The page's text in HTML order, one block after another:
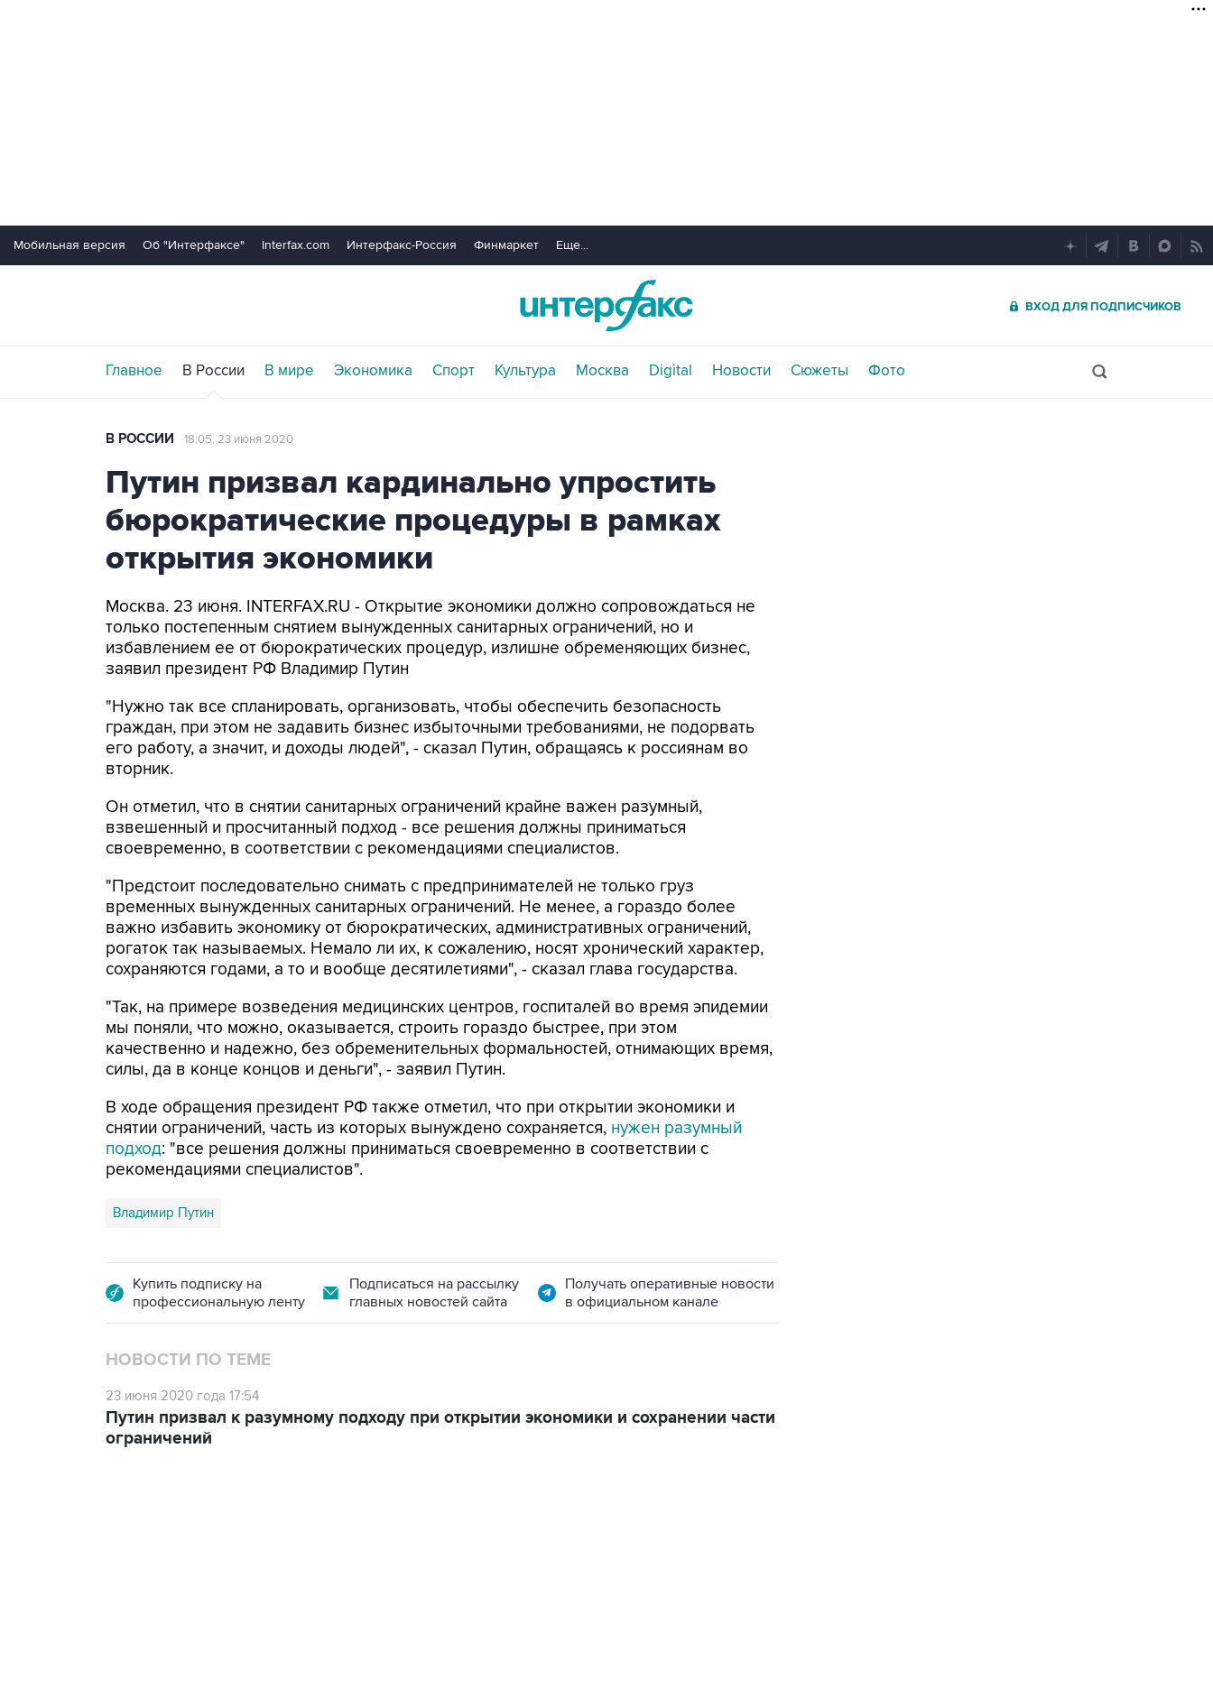
Мобильная версия Об "Интерфаксе" Interfax.com Интерфакс-Россия Финмаркет Еще...
ВХОД ДЛЯ ПОДПИСЧИКОВ
Главное В России В мире Экономика Спорт Культура Москва Digital Новости Сюжеты Фото
В РОССИИ 18:05, 23 июня 2020
Путин призвал кардинально упростить
бюрократические процедуры в рамках
открытия экономики
Москва. 23 июня. INTERFAX.RU - Открытие экономики должно сопровождаться не
только постепенным снятием вынужденных санитарных ограничений, но и
избавлением ее от бюрократических процедур, излишне обременяющих бизнес,
заявил президент РФ Владимир Путин
"Нужно так все спланировать, организовать, чтобы обеспечить безопасность
граждан, при этом не задавить бизнес избыточными требованиями, не подорвать
его работу, а значит, и доходы людей", - сказал Путин, обращаясь к россиянам во
вторник.
Он отметил, что в снятии санитарных ограничений крайне важен разумный,
взвешенный и просчитанный подход - все решения должны приниматься
своевременно, в соответствии с рекомендациями специалистов.
"Предстоит последовательно снимать с предпринимателей не только груз
временных вынужденных санитарных ограничений. Не менее, а гораздо более
важно избавить экономику от бюрократических, административных ограничений,
рогаток так называемых. Немало ли их, к сожалению, носят хронический характер,
сохраняются годами, а то и вообще десятилетиями", - сказал глава государства.
"Так, на примере возведения медицинских центров, госпиталей во время эпидемии
мы поняли, что можно, оказывается, строить гораздо быстрее, при этом
качественно и надежно, без обременительных формальностей, отнимающих время,
силы, да в конце концов и деньги", - заявил Путин.
В ходе обращения президент РФ также отметил, что при открытии экономики и
снятии ограничений, часть из которых вынуждено сохраняется, нужен разумный
подход: "все решения должны приниматься своевременно в соответствии с
рекомендациями специалистов".
Владимир Путин
Купить подписку на
профессиональную ленту
Подписаться на рассылку
главных новостей сайта
Получать оперативные новости
в официальном канале
НОВОСТИ ПО ТЕМЕ
23 июня 2020 года 17:54
Путин призвал к разумному подходу при открытии экономики и сохранении части
ограничений